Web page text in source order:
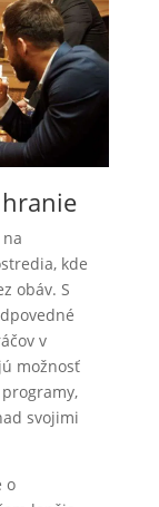
kde
obáv. S
v
možnosť
svojimi
o